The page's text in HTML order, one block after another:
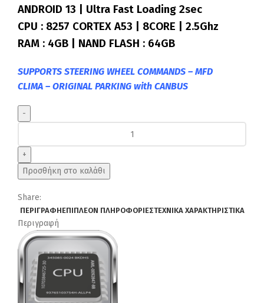
ANDROID 13 | Ultra Fast Loading 2sec
CPU : 8257 CORTEX A53 | 8CORE | 2.5Ghz
RAM : 4GB | NAND FLASH : 64GB
SUPPORTS STEERING WHEEL COMMANDS – MFD
CLIMA – ORIGINAL PARKING with CANBUS
BXD
6597_CPA
(10inc)
MULTIMEDIA
OEM
SKODA
OCTAVIA
7
mod.
2013-
2021
Προσθήκη στο καλάθι
Share:
ΠΕΡΙΓΡΑΦΉΕΠΙΠΛΈΟΝ ΠΛΗΡΟΦΟΡΊΕΣΤΕΧΝΙΚΆ ΧΑΡΑΚΤΗΡΙΣΤΙΚΆ
Περιγραφή